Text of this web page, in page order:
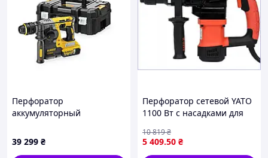
Перфоратор
аккумуляторный
DeWALT DCH274P2T
39 299 ₴
Перфоратор сетевой YATO
1100 Вт с насадками для
кейсе
5 409.50 ₴
10 819₴